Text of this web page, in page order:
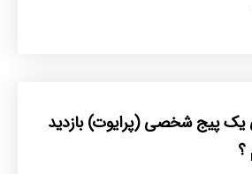
یک پیج شخصی (پرایوت) بازدید
؟